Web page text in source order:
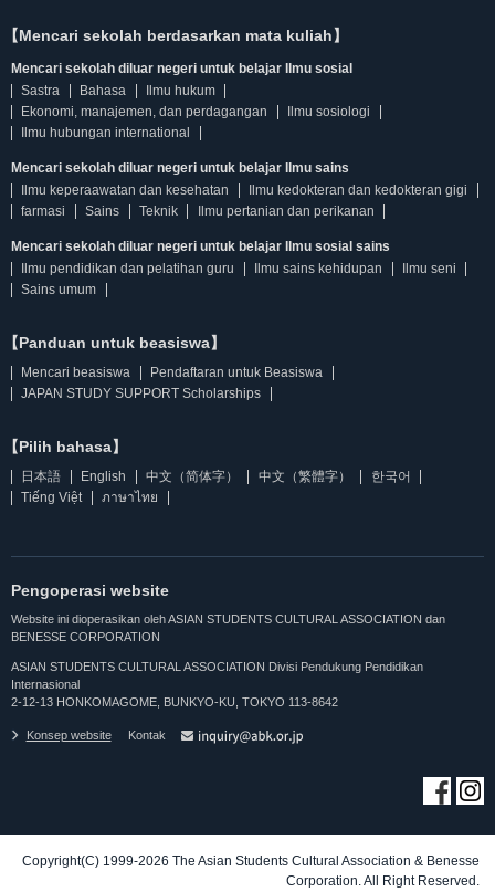
【Mencari sekolah berdasarkan mata kuliah】
Mencari sekolah diluar negeri untuk belajar Ilmu sosial
Sastra
Bahasa
Ilmu hukum
Ekonomi, manajemen, dan perdagangan
Ilmu sosiologi
Ilmu hubungan international
Mencari sekolah diluar negeri untuk belajar Ilmu sains
Ilmu keperaawatan dan kesehatan
Ilmu kedokteran dan kedokteran gigi
farmasi
Sains Teknik Ilmu pertanian dan perikanan
Mencari sekolah diluar negeri untuk belajar Ilmu sosial sains
Ilmu pendidikan dan pelatihan guru
Ilmu sains kehidupan
Ilmu seni
Sains umum
【Panduan untuk beasiswa】
Mencari beasiswa
Pendaftaran untuk Beasiswa
JAPAN STUDY SUPPORT Scholarships
【Pilih bahasa】
日本語 English 中文（简体字） 中文（繁體字）
한국어
Tiếng Việt
ภาษาไทย
Pengoperasi website
Website ini dioperasikan oleh ASIAN STUDENTS CULTURAL ASSOCIATION dan
BENESSE CORPORATION
ASIAN STUDENTS CULTURAL ASSOCIATION Divisi Pendukung Pendidikan
Internasional
2-12-13 HONKOMAGOME, BUNKYO-KU, TOKYO 113-8642
Konsep website Kontak
Copyright(C) 1999-2026 The Asian Students Cultural Association & Benesse
Corporation. All Right Reserved.